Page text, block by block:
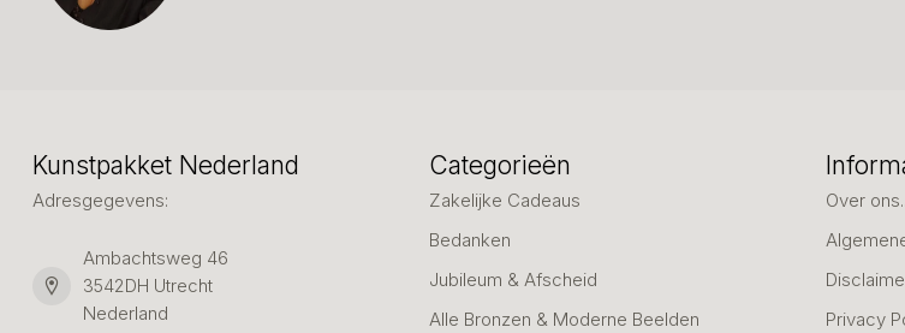
Kunstpakket Nederland
Adresgegevens:
Ambachtsweg 46
3542DH Utrecht
Nederland
Categorieën
Zakelijke Cadeaus
Bedanken
Jubileum & Afscheid
Alle Bronzen & Moderne Beelden
Over ons..
Privacy